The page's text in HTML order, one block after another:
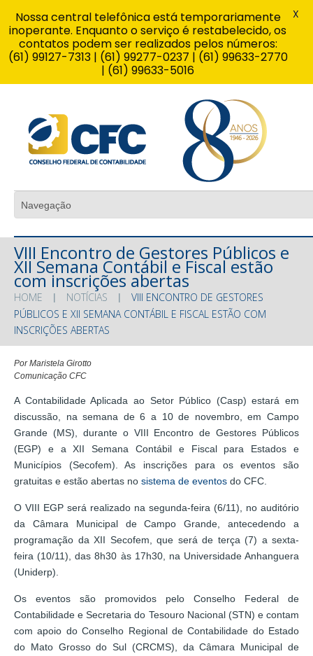
VIII Encontro de Gestores Públicos e
XII Semana Contábil e Fiscal estão
com inscrições abertas
HOME NOTÍCIAS
VIII ENCONTRO DE GESTORES
PÚBLICOS E XII SEMANA CONTÁBIL E FISCAL ESTÃO COM
INSCRIÇÕES ABERTAS
Por Maristela Girotto
Comunicação CFC
A Contabilidade Aplicada ao Setor Público (Casp) estará em
discussão, na semana de 6 a 10 de novembro, em Campo
Grande (MS), durante o VIII Encontro de Gestores Públicos
(EGP) e a XII Semana Contábil e Fiscal para Estados e
Municípios (Secofem). As inscrições para os eventos são
gratuitas e estão abertas no sistema de eventos do CFC.
O VIII EGP será realizado na segunda-feira (6/11), no auditório
da Câmara Municipal de Campo Grande, antecedendo a
programação da XII Secofem, que será de terça (7) a sexta-
feira (10/11), das 8h30 às 17h30, na Universidade Anhanguera
(Uniderp).
Os eventos são promovidos pelo Conselho Federal de
Contabilidade e Secretaria do Tesouro Nacional (STN) e contam
com apoio do Conselho Regional de Contabilidade do Estado
do Mato Grosso do Sul (CRCMS), da Câmara Municipal de
Nossa central telefônica está temporariamente
inoperante. Enquanto o serviço é restabelecido, os
contatos podem ser realizados pelos números:
(61) 99127-7313 | (61) 99277-0237 | (61) 99633-2770
| (61) 99633-5016
X